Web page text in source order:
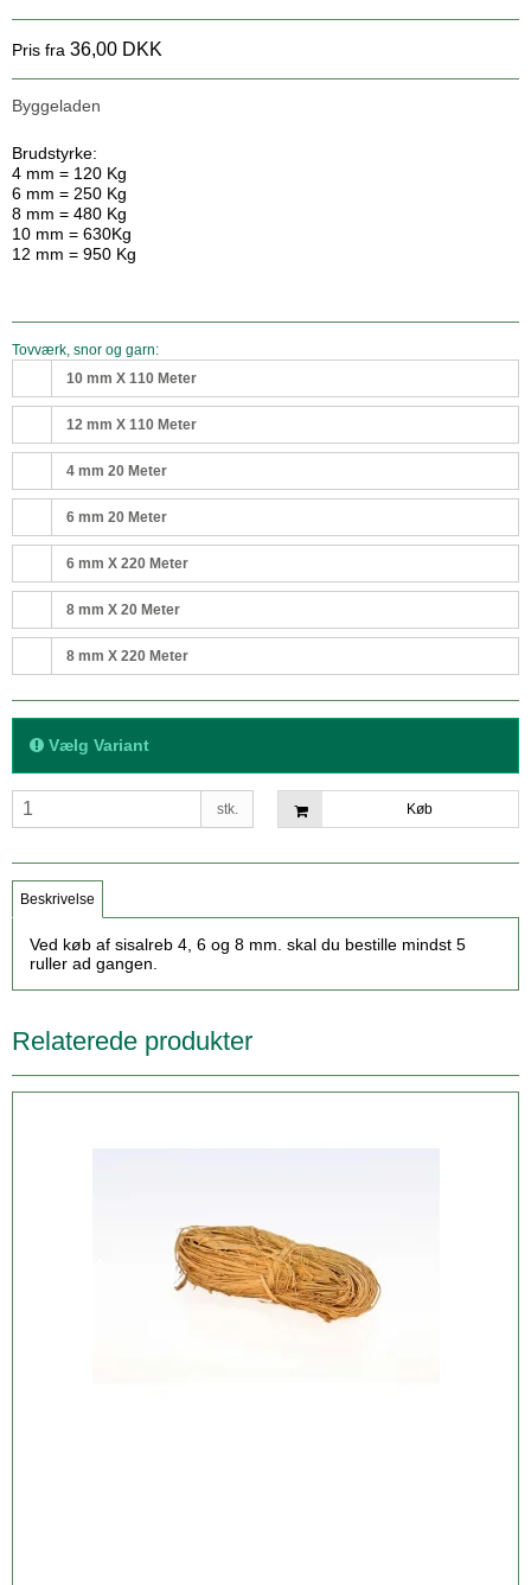
Pris fra 36,00 DKK
Byggeladen
Brudstyrke:
4 mm = 120 Kg
6 mm = 250 Kg
8 mm = 480 Kg
10 mm = 630Kg
12 mm = 950 Kg
Tovværk, snor og garn:
10 mm X 110 Meter
12 mm X 110 Meter
4 mm 20 Meter
6 mm 20 Meter
6 mm X 220 Meter
8 mm X 20 Meter
8 mm X 220 Meter
Vælg Variant
stk. Køb
Beskrivelse
Ved køb af sisalreb 4, 6 og 8 mm. skal du bestille mindst 5
ruller ad gangen.
Relaterede produkter